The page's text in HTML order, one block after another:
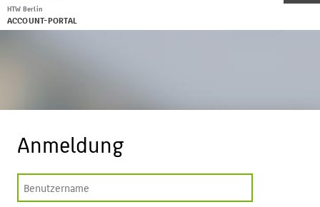
HTW Berlin
ACCOUNT-PORTAL
Menu
Anmeldung
BELIEBTE SEITEN
INTERN
SERVICE